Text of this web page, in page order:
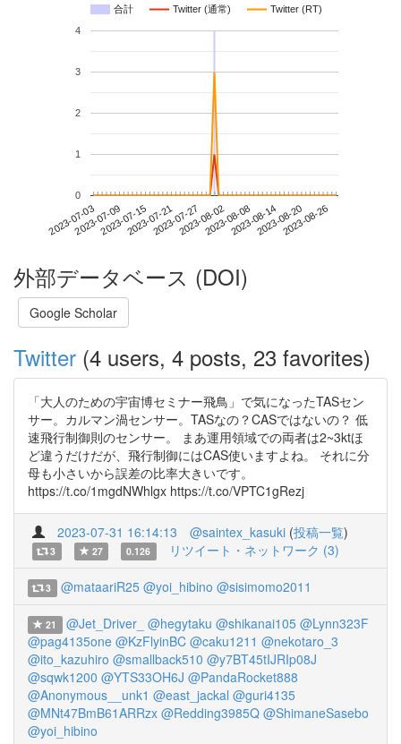
合計 Twitter (通常) Twitter (RT)
2023-07-032023-07-092023-07-152023-07-212023-07-272023-08-022023-08-082023-08-142023-08-202023-08-26
0
1
2
3
4
外部データベース (DOI)
Google Scholar
Twitter (4 users, 4 posts, 23 favorites)
「大人のための宇宙博セミナー飛鳥」で気になったTASセン
サー。カルマン渦センサー。TASなの？CASではないの？ 低
速飛行制御則のセンサー。 まあ運用領域での両者は2~3ktほ
ど違うだけだが、飛行制御にはCAS使いますよね。 それに分
母も小さいから誤差の比率大きいです。
https://t.co/1mgdNWhlgx https://t.co/VPTC1gRezj
2023-07-31 16:14:13 @saintex_kasuki (投稿一覧)
3 27 0.126 リツイート・ネットワーク (3)
3 @mataariR25 @yoi_hibino @sisimomo2011
21 @Jet_Driver_ @hegytaku @shikanai105 @Lynn323F
@pag4135one @KzFlyinBC @caku1211 @nekotaro_3
@ito_kazuhiro @smallback510 @y7BT45tIJRIp08J
@sqwk1200 @YTS33OH6J @PandaRocket888
@Anonymous__unk1 @east_jackal @guri4135
@MNt47BmB61ARRzx @Redding3985Q @ShimaneSasebo
@yoi_hibino